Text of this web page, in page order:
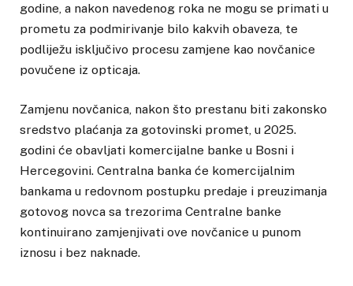
godine, a nakon navedenog roka ne mogu se primati u
prometu za podmirivanje bilo kakvih obaveza, te
podliježu isključivo procesu zamjene kao novčanice
povučene iz opticaja.
Zamjenu novčanica, nakon što prestanu biti zakonsko
sredstvo plaćanja za gotovinski promet, u 2025.
godini će obavljati komercijalne banke u Bosni i
Hercegovini. Centralna banka će komercijalnim
bankama u redovnom postupku predaje i preuzimanja
gotovog novca sa trezorima Centralne banke
kontinuirano zamjenjivati ove novčanice u punom
iznosu i bez naknade.